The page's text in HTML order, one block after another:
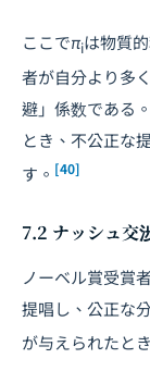
ここでπiは物質
者が自分より多
避」係数である
とき、不公正な
す。 [40]
7.2 ナッシュ交
ノーベル賞受賞
提唱し、公正な
が与えられたと